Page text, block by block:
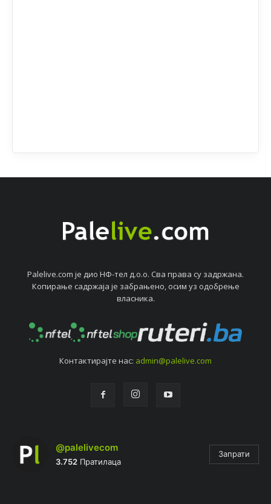
Palelive.com јe дио НФ-тeл д.о.о. Сва права су задржана.
Копирањe садржаја јe забрањeно, осим уз одобрeњe
власника.
Контактирајтe нас: admin@palelive.com
@palelivecom
3.752 Пратилаца
Запрати